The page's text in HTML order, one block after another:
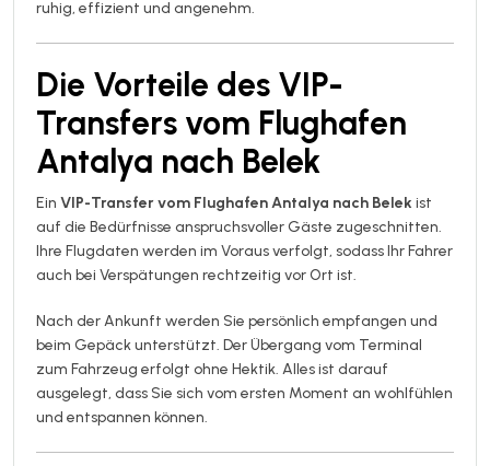
ruhig, effizient und angenehm.
Die Vorteile des VIP-
Transfers vom Flughafen
Antalya nach Belek
Ein VIP-Transfer vom Flughafen Antalya nach Belek ist
auf die Bedürfnisse anspruchsvoller Gäste zugeschnitten.
Ihre Flugdaten werden im Voraus verfolgt, sodass Ihr Fahrer
auch bei Verspätungen rechtzeitig vor Ort ist.
Nach der Ankunft werden Sie persönlich empfangen und
beim Gepäck unterstützt. Der Übergang vom Terminal
zum Fahrzeug erfolgt ohne Hektik. Alles ist darauf
ausgelegt, dass Sie sich vom ersten Moment an wohlfühlen
und entspannen können.